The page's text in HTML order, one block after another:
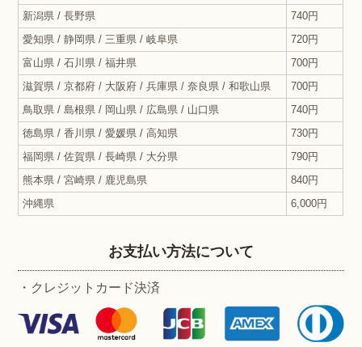
新潟県 / 長野県
740円
愛知県 / 静岡県 / 三重県 / 岐阜県
720円
富山県 / 石川県 / 福井県
700円
滋賀県 / 京都府 / 大阪府 / 兵庫県 / 奈良県 / 和歌山県
700円
鳥取県 / 島根県 / 岡山県 / 広島県 / 山口県
740円
徳島県 / 香川県 / 愛媛県 / 高知県
730円
福岡県 / 佐賀県 / 長崎県 / 大分県
790円
熊本県 / 宮崎県 / 鹿児島県
840円
沖縄県
6,000円
お支払い方法について
・クレジットカード決済